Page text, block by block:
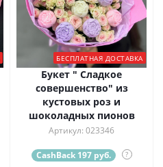
БЕСПЛАТНАЯ ДОСТАВКА
Букет " Сладкое
совершенство" из
кустовых роз и
шоколадных пионов
Артикул: 023346
CashBack 197 руб. ?